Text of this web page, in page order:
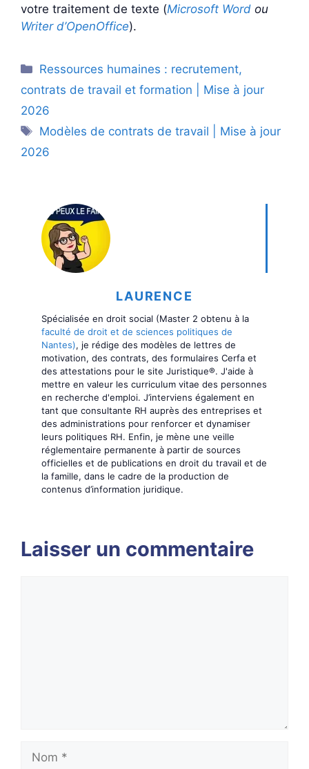
votre traitement de texte (Microsoft Word ou
Writer d’OpenOffice).
Catégories
Ressources humaines : recrutement,
contrats de travail et formation | Mise à jour
2026
Étiquettes
Modèles de contrats de travail | Mise à jour
2026
LAURENCE
Spécialisée en droit social (Master 2 obtenu à la
faculté de droit et de sciences politiques de
Nantes), je rédige des modèles de lettres de
motivation, des contrats, des formulaires Cerfa et
des attestations pour le site Juristique®. J'aide à
mettre en valeur les curriculum vitae des personnes
en recherche d'emploi. J’interviens également en
tant que consultante RH auprès des entreprises et
des administrations pour renforcer et dynamiser
leurs politiques RH. Enfin, je mène une veille
réglementaire permanente à partir de sources
officielles et de publications en droit du travail et de
la famille, dans le cadre de la production de
contenus d’information juridique.
Laisser un commentaire